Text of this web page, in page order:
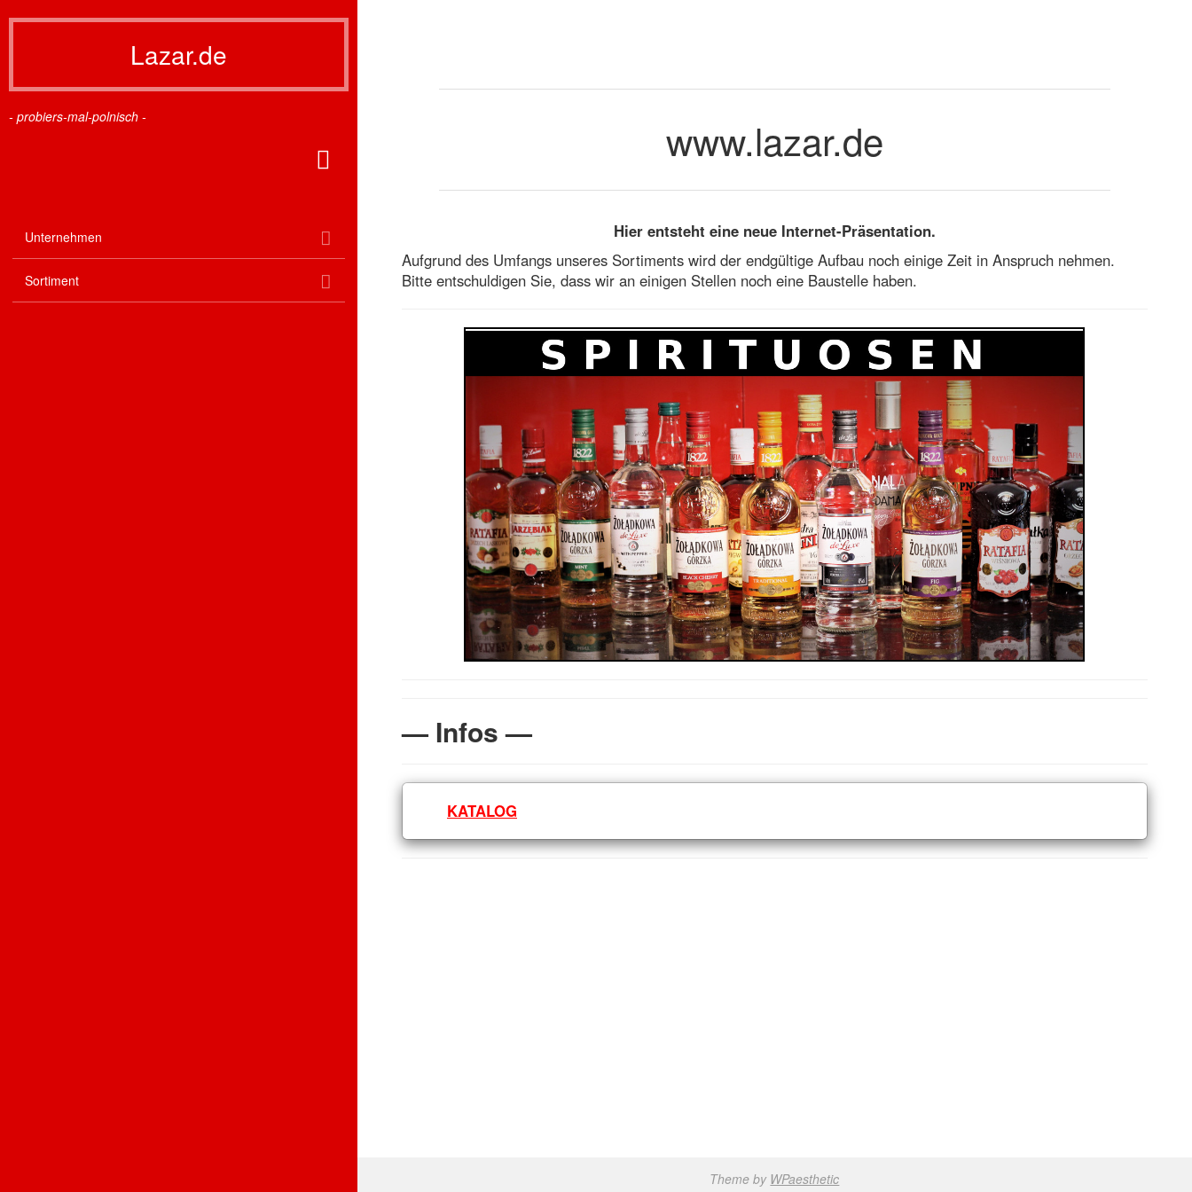
Lazar.de
- probiers-mal-polnisch -
Poppup
the
Unternehmen
expand
child
menu
Sortiment expand
child
www.lazar.de
Hier entsteht eine neue Internet-Präsentation.
Aufgrund des Umfangs unseres Sortiments wird der endgültige Aufbau noch einige Zeit in Anspruch nehmen.
Bitte entschuldigen Sie, dass wir an einigen Stellen noch eine Baustelle haben.
— Infos —
KATALOG
Theme by WPaesthetic